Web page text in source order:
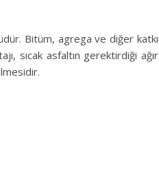
Bitüm, agrega ve diğer katkı
sıcak asfaltın gerektirdiği ağır